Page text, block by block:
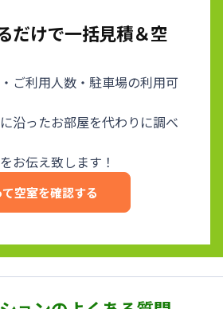
だけで一括見積＆空
ご利用人数・駐車場の利用可
沿ったお部屋を代わりに調べ
お伝え致します！
空室を確認する